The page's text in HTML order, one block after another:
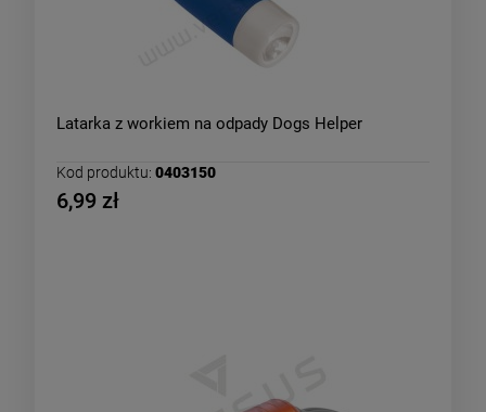
Latarka z workiem na odpady Dogs Helper
Kod produktu: 0403150
6,99 zł